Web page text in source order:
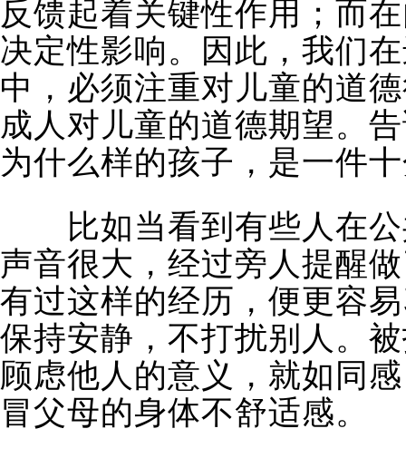
反馈起着关键性作用；而
决定性影响。因此，我们
中，必须注重对儿童的道
成人对儿童的道德期望。
为什么样的孩子，是一件
比如当看到有些人在公
声音很大，经过旁人提醒
有过这样的经历，便更容
保持安静，不打扰别人。
顾虑他人的意义，就如同
冒父母的身体不舒适感。